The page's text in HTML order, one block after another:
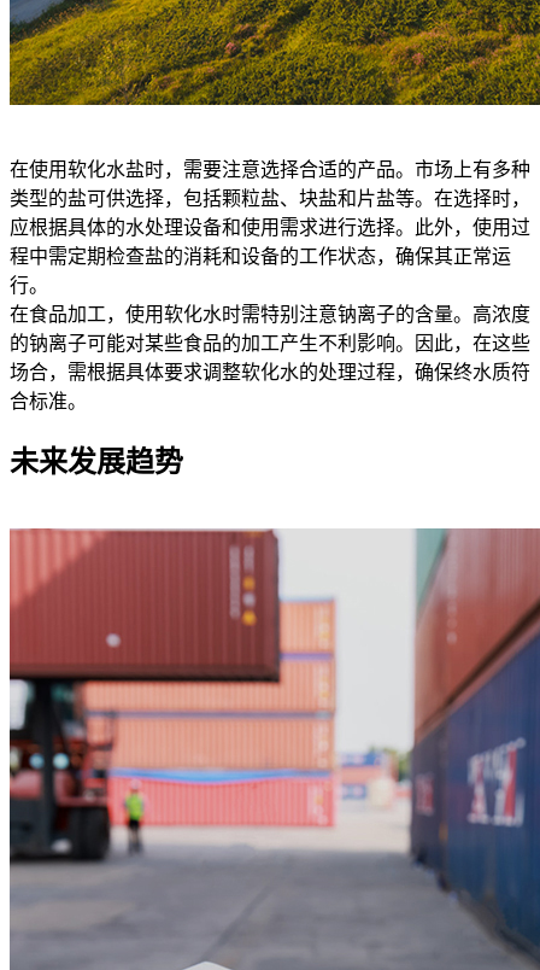
在使用软化水盐时，需要注意选择合适的产品。市场上有多种
类型的盐可供选择，包括颗粒盐、块盐和片盐等。在选择时，
应根据具体的水处理设备和使用需求进行选择。此外，使用过
程中需定期检查盐的消耗和设备的工作状态，确保其正常运
行。
在食品加工，使用软化水时需特别注意钠离子的含量。高浓度
的钠离子可能对某些食品的加工产生不利影响。因此，在这些
场合，需根据具体要求调整软化水的处理过程，确保终水质符
合标准。
未来发展趋势